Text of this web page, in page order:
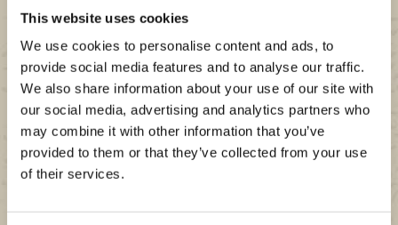
This website uses cookies
We use cookies to personalise content and ads, to
provide social media features and to analyse our traffic.
We also share information about your use of our site with
our social media, advertising and analytics partners who
may combine it with other information that you’ve
provided to them or that they’ve collected from your use
of their services.
dit vakantiepark met
indoor speeltuin
Wilt u ook genieten van een familievakantie op dit
vakantiepark met indoor speeltuin? Reserveert u
dan eenvoudig
kampeerplek
de velehuuraccommodaties